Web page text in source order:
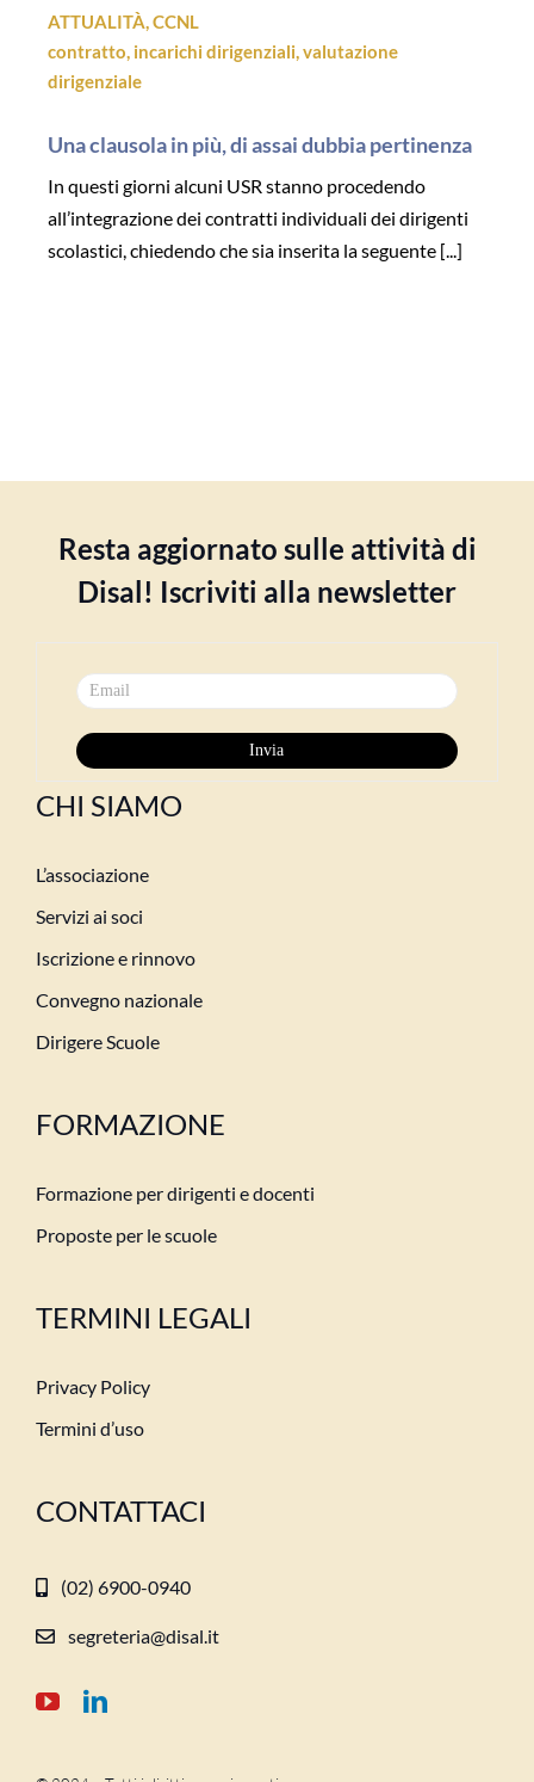
ATTUALITÀ,CCNL
contratto, incarichi dirigenziali,valutazione
dirigenziale
Una clausola in più, di assai dubbia pertinenza
In questi giorni alcuni USR stanno procedendo
all’integrazione dei contratti individuali dei dirigenti
scolastici, chiedendo che sia inserita la seguente [...]
Resta aggiornato sulle attività di
Disal! Iscriviti alla newsletter
CHI SIAMO
L’associazione
Servizi ai soci
Iscrizione e rinnovo
Convegno nazionale
Dirigere Scuole
FORMAZIONE
Formazione per dirigenti e docenti
Proposte per le scuole
TERMINI LEGALI
Privacy Policy
Termini d’uso
CONTATTACI
(02) 6900-0940
segreteria@disal.it